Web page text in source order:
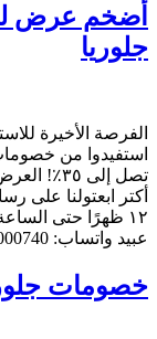
أضخم عرض
جلوريا
الفرصة الأخيرة
استفيدوا من
أكتر ابعتولنا على
عبيد واتساب: https://wa.me/201113000740 لوكيشن فرع […]
خصومات